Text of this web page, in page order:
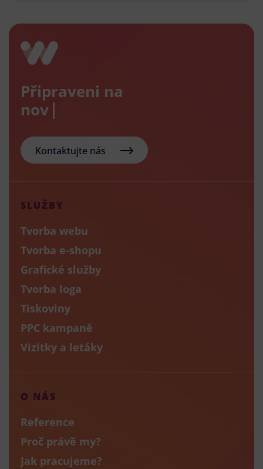
Připraveni na
nový e-s
Kontaktujte nás
SLUŽBY
Tvorba webu
Tvorba e-shopu
Grafické služby
Tvorba loga
Tiskoviny
PPC kampaně
Vizitky a letáky
O NÁS
Reference
Proč právě my?
Jak pracujeme?